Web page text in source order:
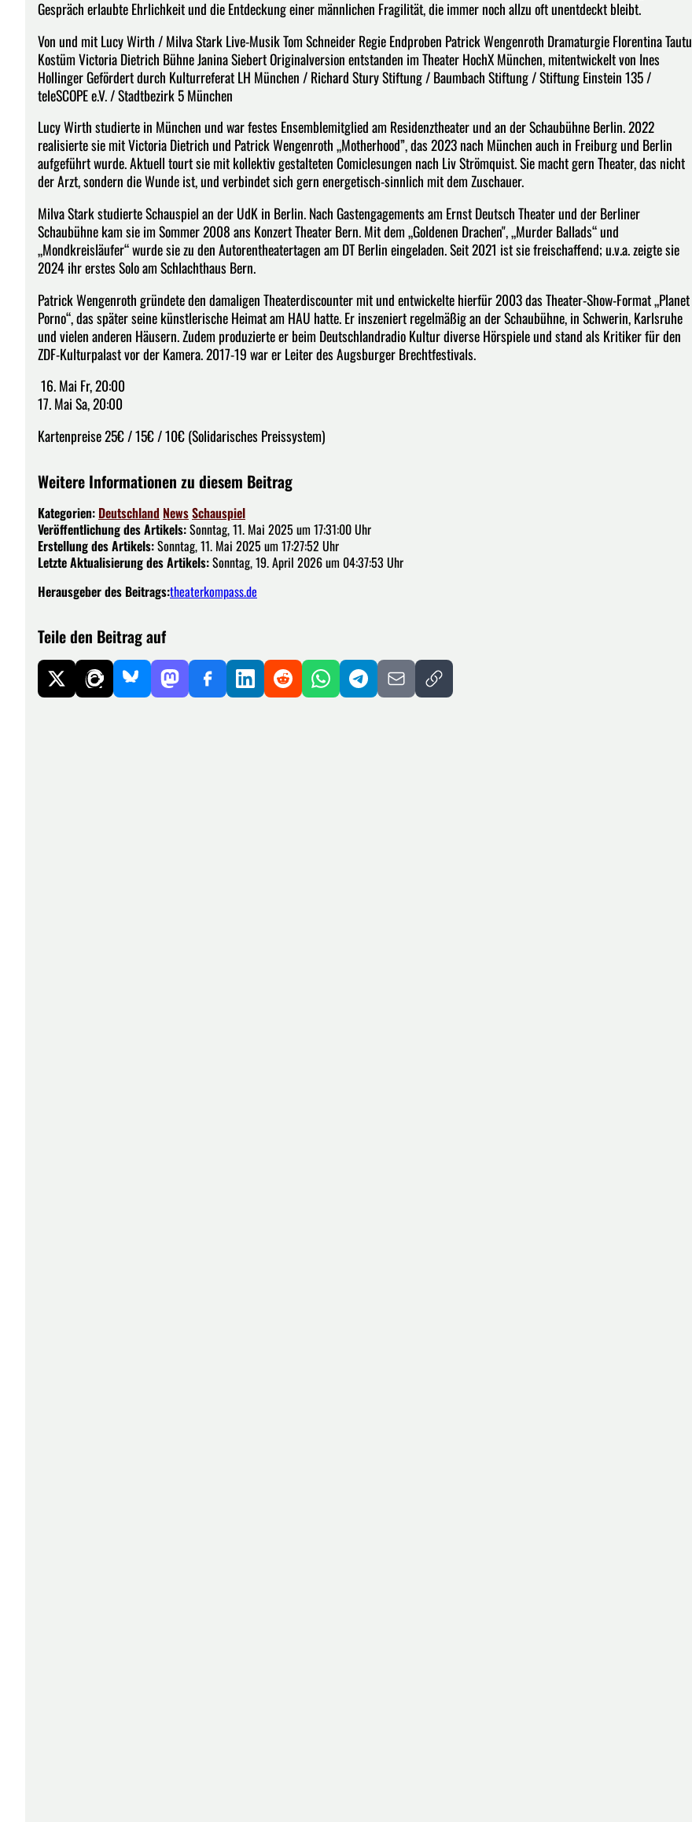
Gespräch erlaubte Ehrlichkeit und die Entdeckung einer männlichen Fragilität, die immer noch allzu oft unentdeckt bleibt.
Von und mit Lucy Wirth / Milva Stark Live-Musik Tom Schneider Regie Endproben Patrick Wengenroth Dramaturgie Florentina Tautu
Kostüm Victoria Dietrich Bühne Janina Siebert Originalversion entstanden im Theater HochX München, mitentwickelt von Ines
Hollinger Gefördert durch Kulturreferat LH München / Richard Stury Stiftung / Baumbach Stiftung / Stiftung Einstein 135 /
teleSCOPE e.V. / Stadtbezirk 5 München
Lucy Wirth studierte in München und war festes Ensemblemitglied am Residenztheater und an der Schaubühne Berlin. 2022
realisierte sie mit Victoria Dietrich und Patrick Wengenroth „Motherhood”, das 2023 nach München auch in Freiburg und Berlin
aufgeführt wurde. Aktuell tourt sie mit kollektiv gestalteten Comiclesungen nach Liv Strömquist. Sie macht gern Theater, das nicht
der Arzt, sondern die Wunde ist, und verbindet sich gern energetisch-sinnlich mit dem Zuschauer.
Milva Stark studierte Schauspiel an der UdK in Berlin. Nach Gastengagements am Ernst Deutsch Theater und der Berliner
Schaubühne kam sie im Sommer 2008 ans Konzert Theater Bern. Mit dem „Goldenen Drachen", „Murder Ballads“ und
„Mondkreisläufer“ wurde sie zu den Autorentheatertagen am DT Berlin eingeladen. Seit 2021 ist sie freischaffend; u.v.a. zeigte sie
2024 ihr erstes Solo am Schlachthaus Bern.
Patrick Wengenroth gründete den damaligen Theaterdiscounter mit und entwickelte hierfür 2003 das Theater-Show-Format „Planet
Porno“, das später seine künstlerische Heimat am HAU hatte. Er inszeniert regelmäßig an der Schaubühne, in Schwerin, Karlsruhe
und vielen anderen Häusern. Zudem produzierte er beim Deutschlandradio Kultur diverse Hörspiele und stand als Kritiker für den
ZDF-Kulturpalast vor der Kamera. 2017-19 war er Leiter des Augsburger Brechtfestivals.
16. Mai Fr, 20:00
17. Mai Sa, 20:00
Kartenpreise 25€ / 15€ / 10€ (Solidarisches Preissystem)
Weitere Informationen zu diesem Beitrag
Kategorien: Deutschland NewsSchauspiel
Veröffentlichung des Artikels:Sonntag, 11. Mai 2025 um 17:31:00 Uhr
Erstellung des Artikels:Sonntag, 11. Mai 2025 um 17:27:52 Uhr
Letzte Aktualisierung des Artikels:Sonntag, 19. April 2026 um 04:37:53 Uhr
Herausgeber des Beitrags:theaterkompass.de
Teile den Beitrag auf